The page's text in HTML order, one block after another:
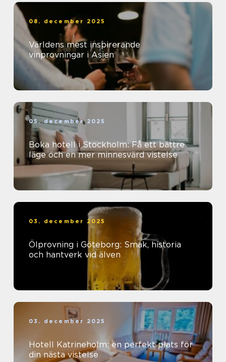
08. december 2025
Världens mest inspirerande
vinprovningar i Asien
05. december 2025
Boka hotell i Stockholm: Få ett bättre
läge och en mer minnesvärd vistelse
03. december 2025
Ölprovning i Göteborg: Smak, historia
och hantverk vid älven
03. december 2025
Hotell Katrineholm: en perfekt plats för
din nästa vistelse